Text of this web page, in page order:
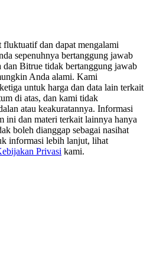
500,000 USDT
Carnival
USDT Bonus
fluktuatif dan dapat mengalami
sepenuhnya bertanggung jawab
dan Bitrue tidak bertanggung jawab
Anda alami. Kami
untuk harga dan data lain terkait
di atas, dan kami tidak
atau keakuratannya. Informasi
ini dan materi terkait lainnya hanya
boleh dianggap sebagai nasihat
informasi lebih lanjut, lihat
Privasi kami.